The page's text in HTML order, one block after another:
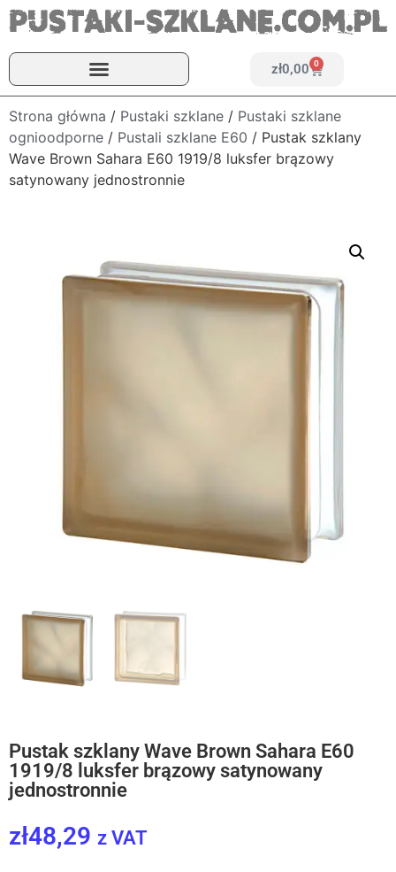
zł0,00 0
Strona główna / Pustaki szklane / Pustaki szklane
ognioodporne / Pustali szklane E60 / Pustak szklany
Wave Brown Sahara E60 1919/8 luksfer brązowy
satynowany jednostronnie
Pustak szklany Wave Brown Sahara E60
1919/8 luksfer brązowy satynowany
jednostronnie
zł48,29 z VAT